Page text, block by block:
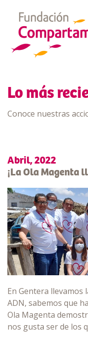
Lo más
Conoce nuestras
Abril, 2022
¡La Ola Magenta
En Gentera llevamos
ADN, sabemos que
Ola Magenta
nos gusta ser de los